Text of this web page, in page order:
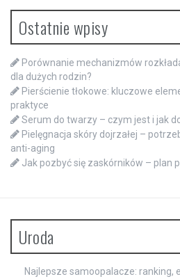
Ostatnie wpisy
Porównanie mechanizmów
dla dużych rodzin?
Pierścienie tłokowe: kluczowe
praktyce
Serum do twarzy – czym jest i jak
Pielęgnacja skóry dojrzałej –
anti-aging
Jak pozbyć się zaskórników – plan
Uroda
Najlepsze samoopalacze: ranking,